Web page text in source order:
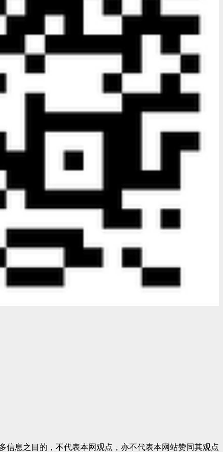
息之目的，不代表本网观点，亦不代表本网站赞同其观点